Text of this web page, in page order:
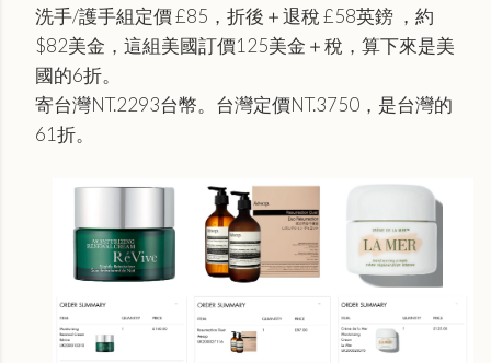
洗手/護手組定價 £85，折後＋退稅 £58英鎊 ，約
$82美金，這組美國訂價125美金＋稅，算下來是美
國的6折。
寄台灣NT.2293台幣。台灣定價NT.3750，是台灣的
61折。